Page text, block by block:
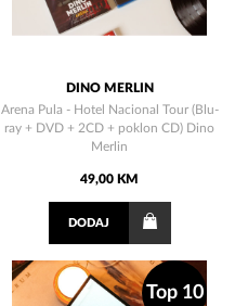
DINO MERLIN
Arena Pula - Hotel Nacional Tour (Blu-
ray + DVD + 2CD + poklon CD) Dino
Merlin
49,00 KM
DODAJ
Top 10